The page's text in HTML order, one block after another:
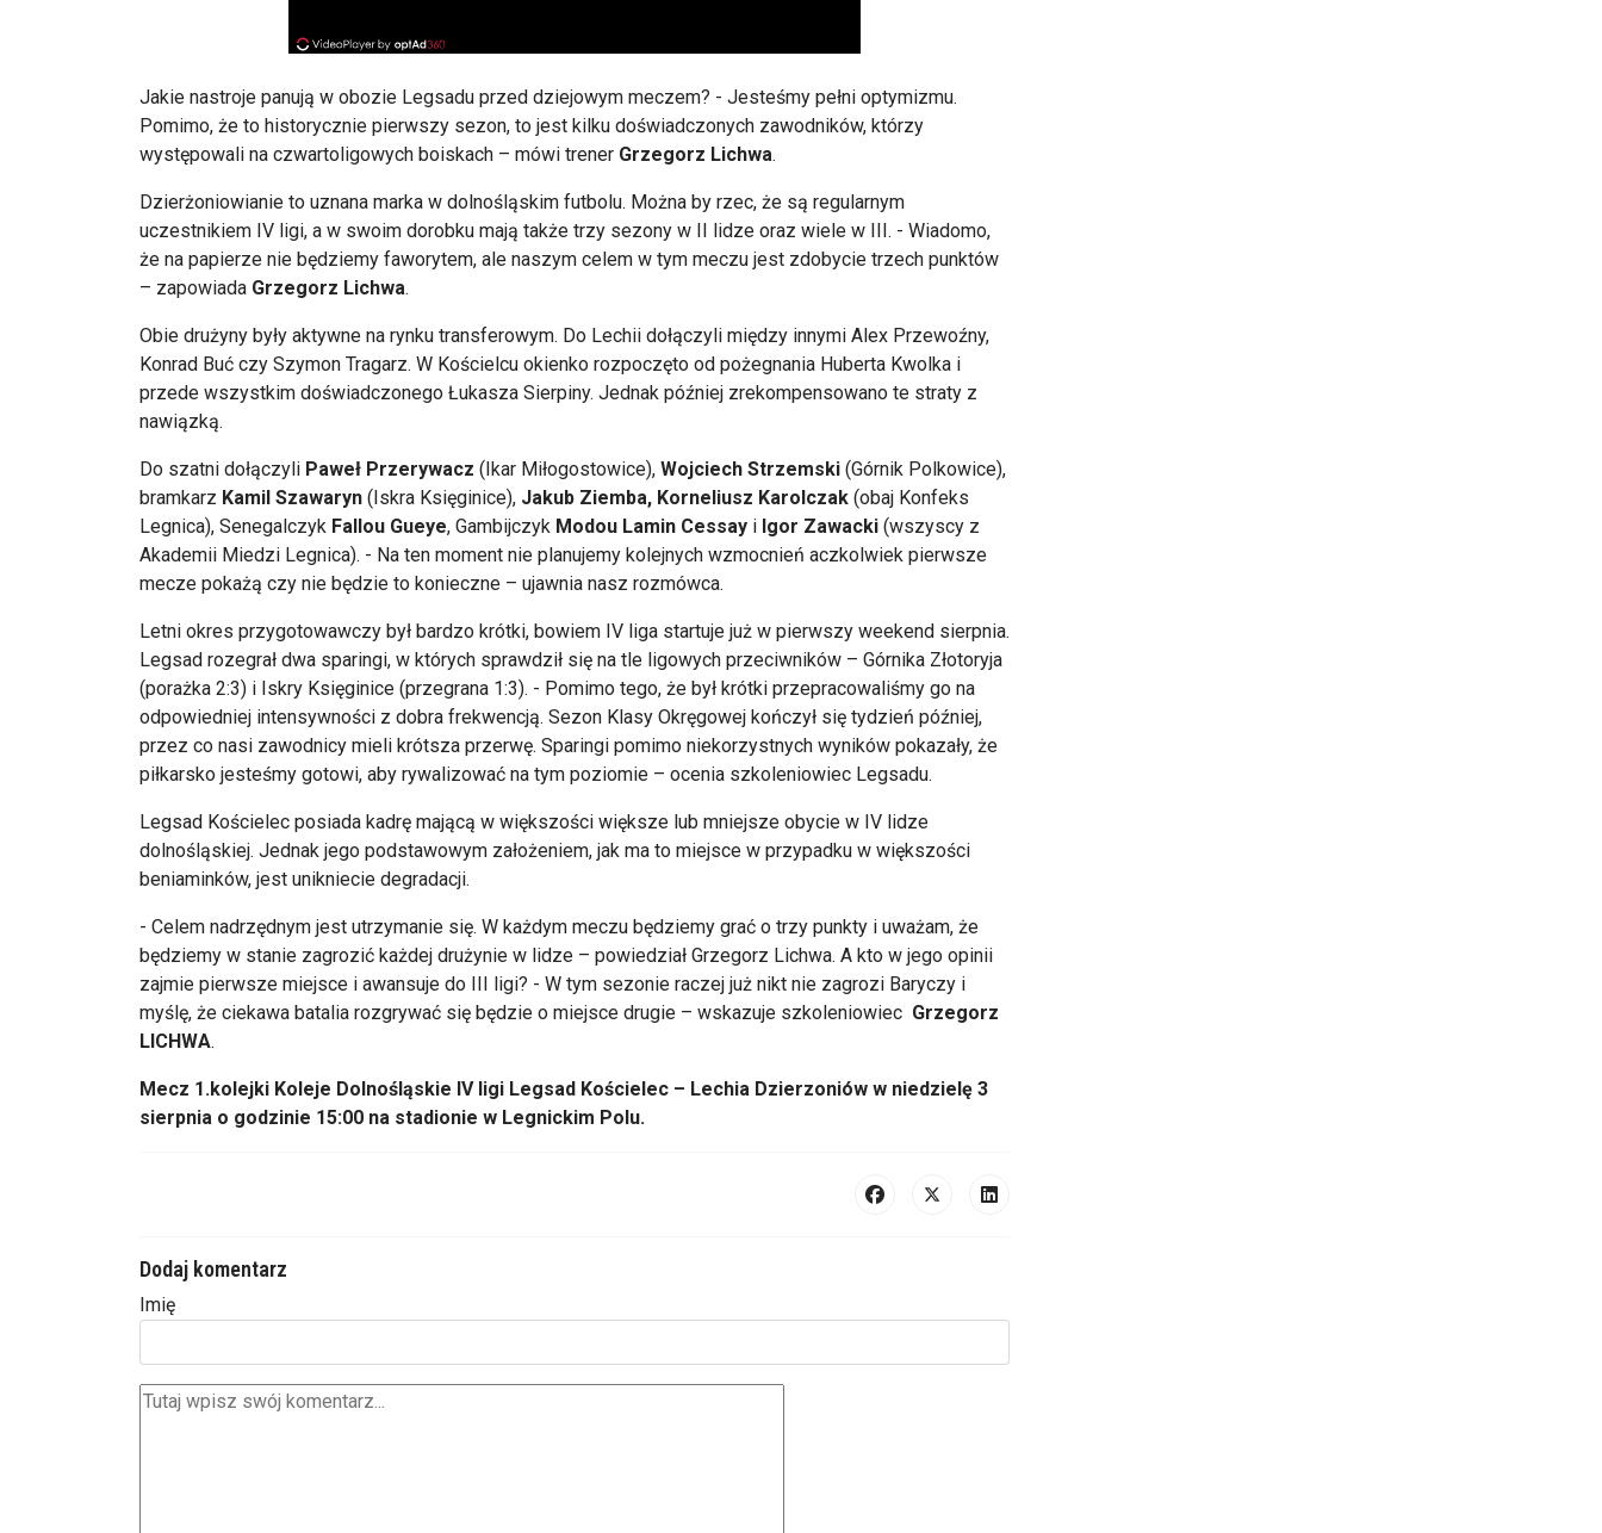
Jakie nastroje panują w obozie Legsadu przed dziejowym meczem? - Jesteśmy pełni optymizmu.
Pomimo, że to historycznie pierwszy sezon, to jest kilku doświadczonych zawodników, którzy
występowali na czwartoligowych boiskach – mówi trener Grzegorz Lichwa.
Dzierżoniowianie to uznana marka w dolnośląskim futbolu. Można by rzec, że są regularnym
uczestnikiem IV ligi, a w swoim dorobku mają także trzy sezony w II lidze oraz wiele w III. - Wiadomo,
że na papierze nie będziemy faworytem, ale naszym celem w tym meczu jest zdobycie trzech punktów
– zapowiada Grzegorz Lichwa.
Obie drużyny były aktywne na rynku transferowym. Do Lechii dołączyli między innymi Alex Przewoźny,
Konrad Buć czy Szymon Tragarz. W Kościelcu okienko rozpoczęto od pożegnania Huberta Kwolka i
przede wszystkim doświadczonego Łukasza Sierpiny. Jednak później zrekompensowano te straty z
nawiązką.
Do szatni dołączyli Paweł Przerywacz (Ikar Miłogostowice), Wojciech Strzemski (Górnik Polkowice),
bramkarz Kamil Szawaryn (Iskra Księginice), Jakub Ziemba, Korneliusz Karolczak (obaj Konfeks
Legnica), Senegalczyk Fallou Gueye, Gambijczyk Modou Lamin Cessay i Igor Zawacki (wszyscy z
Akademii Miedzi Legnica). - Na ten moment nie planujemy kolejnych wzmocnień aczkolwiek pierwsze
mecze pokażą czy nie będzie to konieczne – ujawnia nasz rozmówca.
Letni okres przygotowawczy był bardzo krótki, bowiem IV liga startuje już w pierwszy weekend sierpnia.
Legsad rozegrał dwa sparingi, w których sprawdził się na tle ligowych przeciwników – Górnika Złotoryja
(porażka 2:3) i Iskry Księginice (przegrana 1:3). - Pomimo tego, że był krótki przepracowaliśmy go na
odpowiedniej intensywności z dobra frekwencją. Sezon Klasy Okręgowej kończył się tydzień później,
przez co nasi zawodnicy mieli krótsza przerwę. Sparingi pomimo niekorzystnych wyników pokazały, że
piłkarsko jesteśmy gotowi, aby rywalizować na tym poziomie – ocenia szkoleniowiec Legsadu.
Legsad Kościelec posiada kadrę mającą w większości większe lub mniejsze obycie w IV lidze
dolnośląskiej. Jednak jego podstawowym założeniem, jak ma to miejsce w przypadku w większości
beniaminków, jest unikniecie degradacji.
- Celem nadrzędnym jest utrzymanie się. W każdym meczu będziemy grać o trzy punkty i uważam, że
będziemy w stanie zagrozić każdej drużynie w lidze – powiedział Grzegorz Lichwa. A kto w jego opinii
zajmie pierwsze miejsce i awansuje do III ligi? - W tym sezonie raczej już nikt nie zagrozi Baryczy i
myślę, że ciekawa batalia rozgrywać się będzie o miejsce drugie – wskazuje szkoleniowiec Grzegorz
LICHWA.
Mecz 1.kolejki Koleje Dolnośląskie IV ligi Legsad Kościelec – Lechia Dzierzoniów w niedzielę 3
sierpnia o godzinie 15:00 na stadionie w Legnickim Polu.
Dodaj komentarz
Imię